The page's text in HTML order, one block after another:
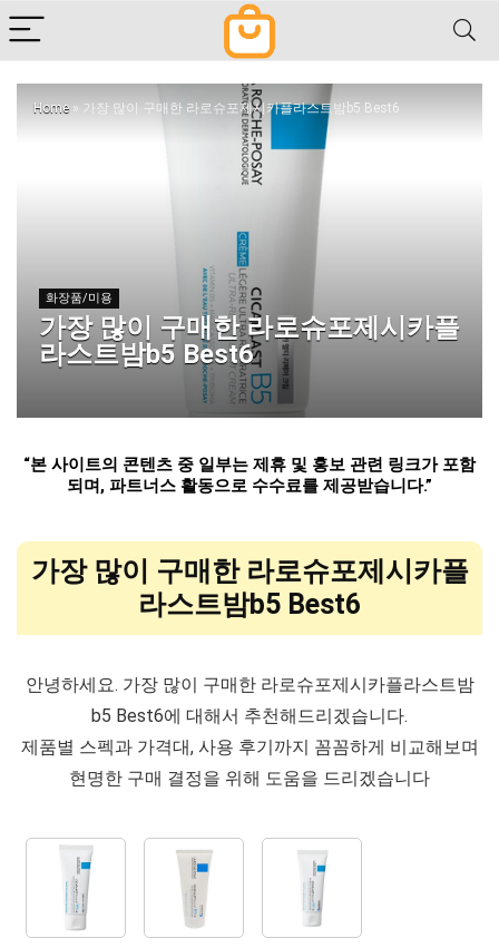
Home » 가장 많이 구매한 라로슈포제시카플라스트밤b5 Best6
화장품/미용
가장 많이 구매한 라로슈포제시카플
라스트밤b5 Best6
“본 사이트의 콘텐츠 중 일부는 제휴 및 홍보 관련 링크가 포함
되며, 파트너스 활동으로 수수료를 제공받습니다.”
가장 많이 구매한 라로슈포제시카플
라스트밤b5 Best6
안녕하세요. 가장 많이 구매한 라로슈포제시카플라스트밤
b5 Best6에 대해서 추천해드리겠습니다.
제품별 스펙과 가격대, 사용 후기까지 꼼꼼하게 비교해보며
현명한 구매 결정을 위해 도움을 드리겠습니다